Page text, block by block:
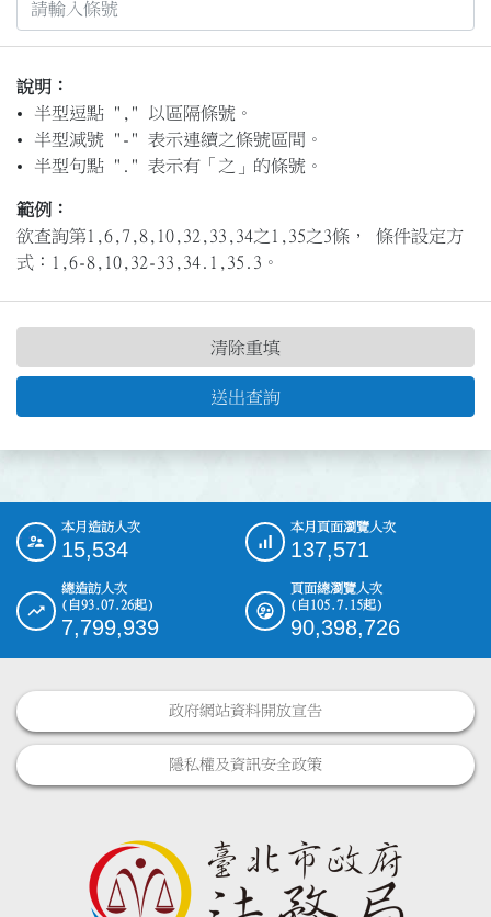
說明：
半型逗點 "," 以區隔條號。
半型減號 "-" 表示連續之條號區間。
半型句點 "." 表示有「之」的條號。
範例：
欲查詢第1,6,7,8,10,32,33,34之1,35之3條， 條件設定方
式：1,6-8,10,32-33,34.1,35.3。
送出查詢
清除重填
::: 本月造訪人次
15,534
本月頁面瀏覽人次
137,571
總造訪人次
(自93.07.26起)
7,799,939
頁面總瀏覽人次
(自105.7.15起)
90,398,726
政府網站資料開放宣告
隱私權及資訊安全政策